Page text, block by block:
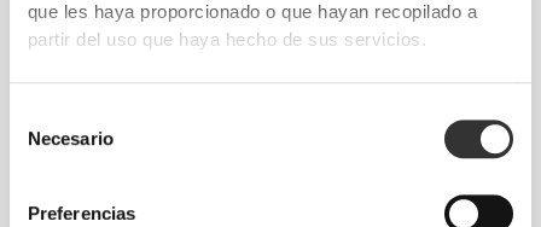
que les haya proporcionado o que hayan recopilado a
partir del uso que haya hecho de sus servicios.
Necesario
Preferencias